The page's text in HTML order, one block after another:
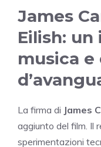
James
Eilish:
musica e
La firma di James
aggiunto del film. Il
sperimentazioni